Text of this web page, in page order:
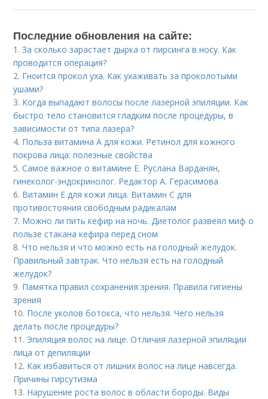
Последние обновления на сайте:
1.За сколько зарастает дырка от пирсинга в носу. Как
проводится операция?
2. Гноится прокол уха. Как ухаживать за проколотыми
ушами?
3. Когда выпадают волосы после лазерной эпиляции. Как
быстро тело становится гладким после процедуры, в
зависимости от типа лазера?
4. Польза витамина А для кожи. Ретинол для кожного
покрова лица: полезные свойства
5.Самое важное о витамине Е. Руслана Варданян,
гинеколог-эндокринолог. Редактор А. Герасимова
6. Витамин Е для кожи лица. Витамин С для
противостояния свободным радикалам
7. Можно ли пить кефир на ночь. Диетолог развеял миф о
пользе стакана кефира перед сном
8.Что нельзя и что можно есть на голодный желудок.
Правильный завтрак. Что нельзя есть на голодный
желудок?
9. Памятка правил сохранения зрения. Правила гигиены
зрения
10. После уколов ботокса, что нельзя. Чего нельзя
делать после процедуры?
11. Эпиляция волос на лице. Отличия лазерной эпиляции
лица от депиляции
12. Как избавиться от лишних волос на лице навсегда.
Причины гирсутизма
13. Нарушение роста волос в области бороды. Виды